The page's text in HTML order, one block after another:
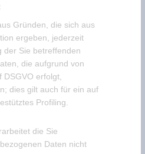
Gründen, die sich aus
ergeben, jederzeit
der Sie betreffenden
die aufgrund von
erfolgt,
dies gilt auch für ein auf
Profiling.
die Sie
Daten nicht